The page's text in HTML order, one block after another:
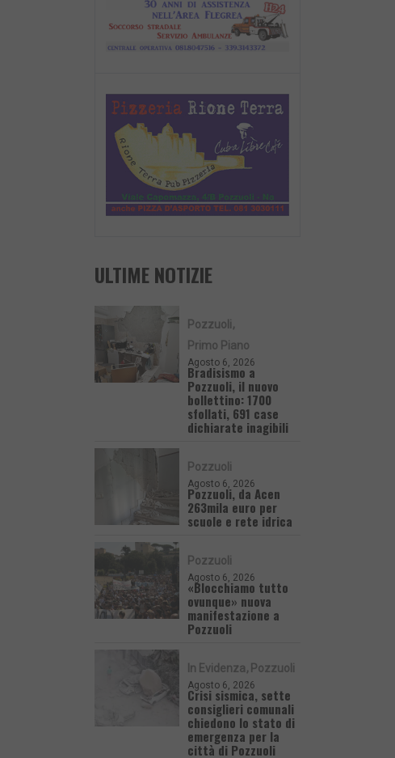
ULTIME NOTIZIE
Pozzuoli
Primo Piano
Agosto 6, 2026
Bradisismo a
Pozzuoli, il nuovo
bollettino: 1700
sfollati, 691 case
dichiarate inagibili
Pozzuoli
Agosto 6, 2026
Pozzuoli, da Acen
263mila euro per
scuole e rete idrica
Pozzuoli
Agosto 6, 2026
«Blocchiamo tutto
ovunque» nuova
manifestazione a
Pozzuoli
In Evidenza Pozzuoli
Agosto 6, 2026
Crisi sismica, sette
consiglieri comunali
chiedono lo stato di
emergenza per la
città di Pozzuoli